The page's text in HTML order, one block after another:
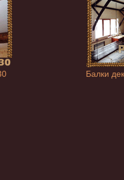
Балки